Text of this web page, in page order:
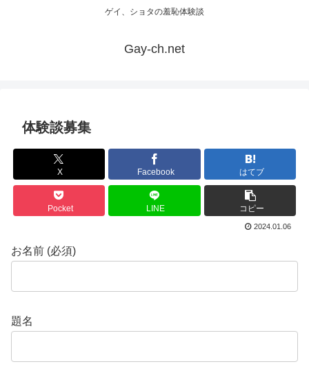
ゲイ、ショタの羞恥体験談
Gay-ch.net
体験談募集
X Facebook はてブ
Pocket LINE コピー
2024.01.06
お名前 (必須)
題名